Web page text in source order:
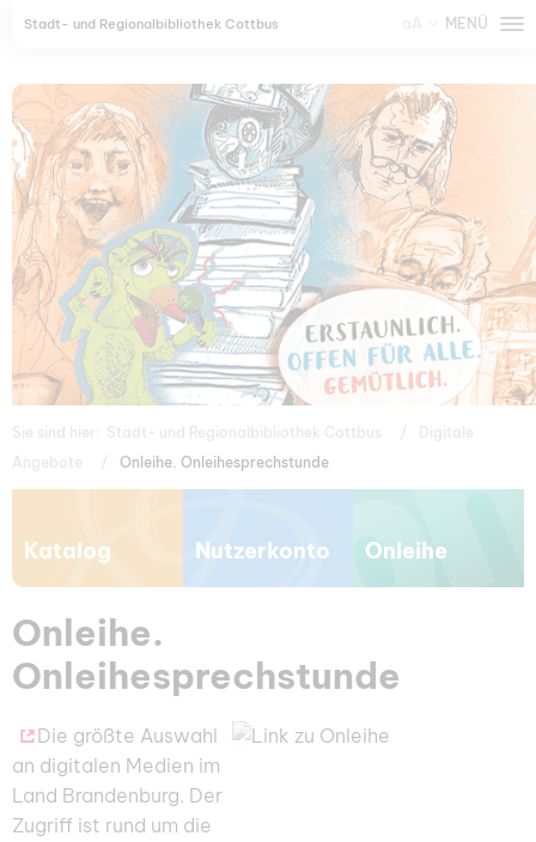
Stadt- und Regionalbibliothek Cottbus MENÜ
Onleihe. Onleihesprechstunde
Katalog Nutzerkonto Onleihe
Onleihe.
Onleihesprechstunde
Die größte Auswahl
an digitalen Medien im
Land Brandenburg. Der
Zugriff ist rund um die